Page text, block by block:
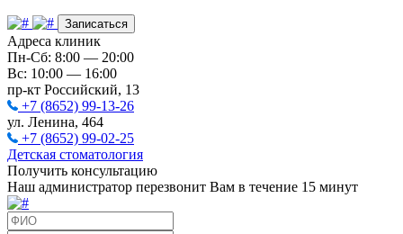
Записаться
Адреса клиник
Пн-Сб: 8:00 — 20:00
Вс: 10:00 — 16:00
пр-кт Российский, 13
+7 (8652) 99-13-26
ул. Ленина, 464
+7 (8652) 99-02-25
Детская стоматология
Получить консультацию
Наш администратор перезвонит Вам в течение 15 минут